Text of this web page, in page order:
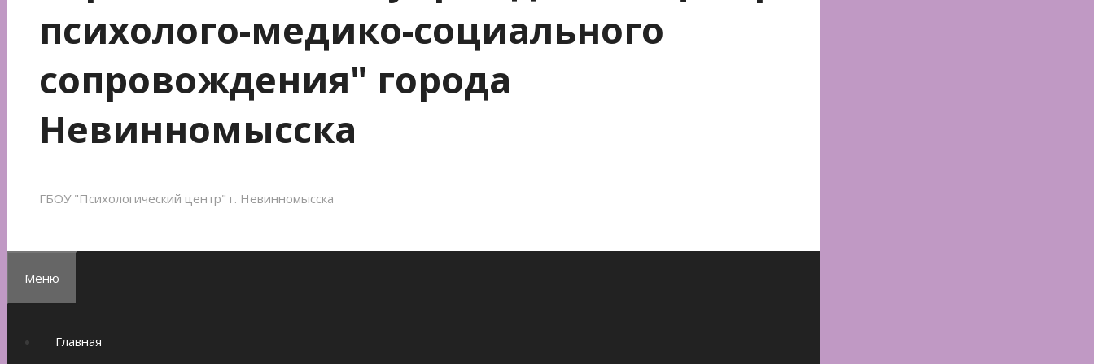
психолого-медико-социального
сопровождения" города
Невинномысска
ГБОУ "Психологический центр" г. Невинномысска
Меню
Главная